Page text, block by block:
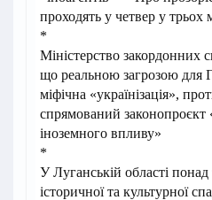
проходять у четвер у трьох
*
Міністерство закордонних
що реальною загрозою для
міфічна «українізація»,
спрямований законопроєкт
іноземного впливу»
*
У Луганській області
історичної та культурної